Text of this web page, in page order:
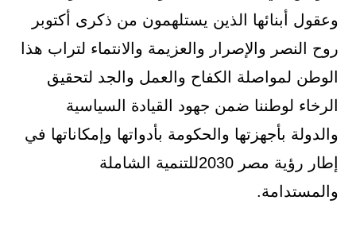
وعقول أبنائها الذين يستلهمون من ذكرى أكتوبر
روح النصر والإصرار والعزيمة والانتماء لتراب هذا
الوطن لمواصلة الكفاح والعمل والجد لتحقيق
الرخاء لوطننا ضمن جهود القيادة السياسية
والدولة بأجهزتها والحكومة بأدواتها وإمكاناتها في
إطار رؤية مصر 2030للتنمية الشاملة
والمستدامة.